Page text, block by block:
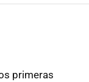
primeras